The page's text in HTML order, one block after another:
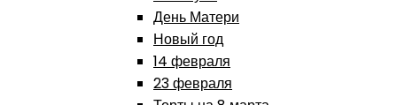
День Матери
Новый год
14 февраля
23 февраля